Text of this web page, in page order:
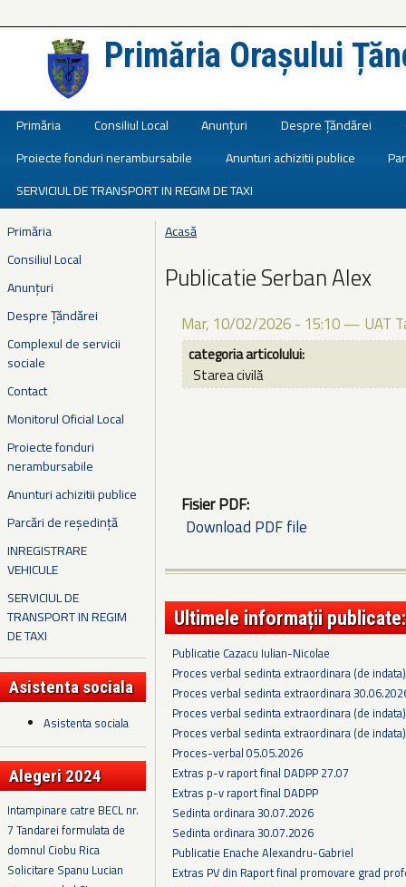
Primăria Orașului
Primăria Consiliul Local Anunțuri Despre Țăndărei
Proiecte fonduri nerambursabile
Anunturi achizitii publice
SERVICIUL DE TRANSPORT IN REGIM DE TAXI
Primăria
Consiliul Local
Anunțuri
Despre Țăndărei
Complexul de servicii
sociale
Contact
Monitorul Oficial Local
Proiecte fonduri
nerambursabile
Anunturi achizitii publice
Parcări de reședință
INREGISTRARE
VEHICULE
SERVICIUL DE
TRANSPORT IN REGIM
DE TAXI
Asistenta sociala
Asistenta sociala
Alegeri 2024
Intampinare catre BECL nr.
7 Tandarei formulata de
domnul Ciobu Rica
Solicitare Spanu Lucian
Eşti aici
Acasă
Publicatie Serban Alex
Mar, 10/02/2026 - 15:10 — UAT
categoria articolului:
Starea civilă
Fisier PDF:
Download PDF file
Ultimele informații publicate:
Publicatie Cazacu Iulian-Nicolae
Proces verbal sedinta extraordinara (de
Proces verbal sedinta extraordinara
Proces verbal sedinta extraordinara (de
Proces verbal sedinta extraordinara (de
Proces-verbal 05.05.2026
Extras p-v raport final DADPP 27.07
Extras p-v raport final DADPP
Sedinta ordinara 30.07.2026
Sedinta ordinara 30.07.2026
Publicatie Enache Alexandru-Gabriel
Extras PV din Raport final promovare grad